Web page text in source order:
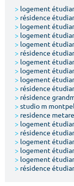
Votre date
> logement
> résidence
> logement
> logement
> logement
> résidence
> logement
> logement
> logement
> résidence
> résidence
> studio m
> residence
> logement
> résidence
> logement
> logement
> logement
> résidence